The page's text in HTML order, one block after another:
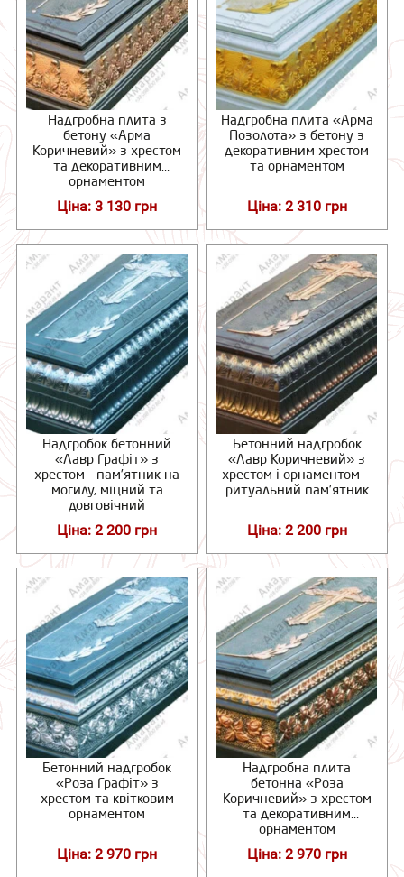
Надгробна плита з
бетону «Арма
Коричневий» з хрестом
та декоративним
орнаментом
Ціна: 3 130 грн
Надгробна плита «Арма
Позолота» з бетону з
декоративним хрестом
та орнаментом
Ціна: 2 310 грн
Надгробок бетонний
«Лавр Графіт» з
хрестом – пам’ятник на
могилу, міцний та
довговічний
Ціна: 2 200 грн
Бетонний надгробок
«Лавр Коричневий» з
хрестом і орнаментом —
ритуальний пам’ятник
Ціна: 2 200 грн
Бетонний надгробок
«Роза Графіт» з
хрестом та квітковим
орнаментом
Ціна: 2 970 грн
Надгробна плита
бетонна «Роза
Коричневий» з хрестом
та декоративним
орнаментом
Ціна: 2 970 грн